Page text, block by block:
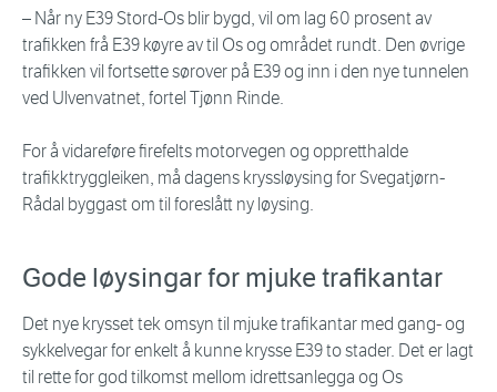
– Når ny E39 Stord-Os blir bygd, vil om lag 60 prosent av
trafikken frå E39 køyre av til Os og området rundt. Den øvrige
trafikken vil fortsette sørover på E39 og inn i den nye tunnelen
ved Ulvenvatnet, fortel Tjønn Rinde.
For å vidareføre firefelts motorvegen og oppretthalde
trafikktryggleiken, må dagens kryssløysing for Svegatjørn-
Rådal byggast om til foreslått ny løysing.
Gode løysingar for mjuke trafikantar
Det nye krysset tek omsyn til mjuke trafikantar med gang- og
sykkelvegar for enkelt å kunne krysse E39 to stader. Det er lagt
til rette for god tilkomst mellom idrettsanlegga og Os